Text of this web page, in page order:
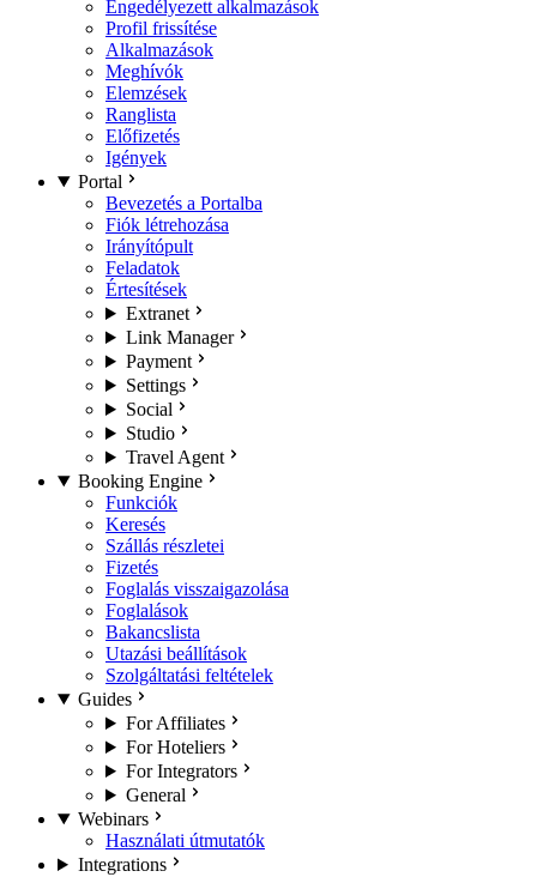
Engedélyezett alkalmazások
Profil frissítése
Alkalmazások
Meghívók
Elemzések
Ranglista
Előfizetés
Igények
Portal
Bevezetés a Portalba
Fiók létrehozása
Irányítópult
Feladatok
Értesítések
Extranet
Link Manager
Payment
Settings
Social
Studio
Travel Agent
Booking Engine
Funkciók
Keresés
Szállás részletei
Fizetés
Foglalás visszaigazolása
Foglalások
Bakancslista
Utazási beállítások
Szolgáltatási feltételek
Guides
For Affiliates
For Hoteliers
For Integrators
General
Webinars
Használati útmutatók
Integrations